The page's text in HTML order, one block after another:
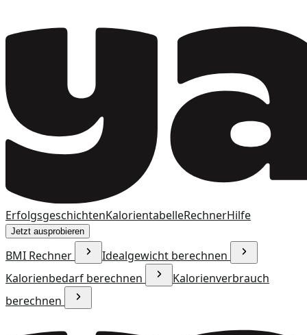
ErfolgsgeschichtenKalorientabelleRechnerHilfe
Jetzt ausprobieren
BMI Rechner
Idealgewicht berechnen
Kalorienbedarf berechnen
Kalorienverbrauch
berechnen